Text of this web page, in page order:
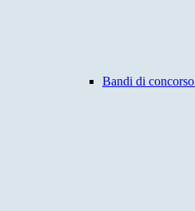
Bandi di concorso